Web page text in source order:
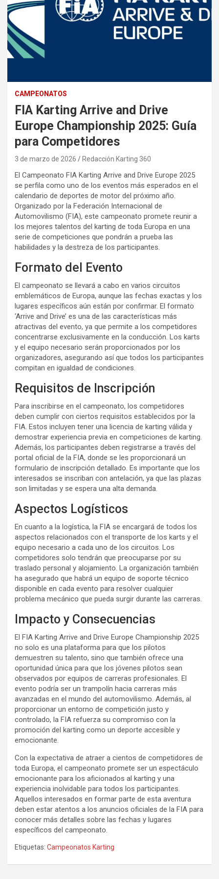
CAMPEONATOS
FIA Karting Arrive and Drive
Europe Championship 2025: Guía
para Competidores
3 de marzo de 2026 Redacción Karting 360
El Campeonato FIA Karting Arrive and Drive Europe 2025
se perfila como uno de los eventos más esperados en el
calendario de deportes de motor del próximo año.
Organizado por la Federación Internacional de
Automovilismo (FIA), este campeonato promete reunir a
los mejores talentos del karting de toda Europa en una
serie de competiciones que pondrán a prueba las
habilidades y la destreza de los participantes.
Formato del Evento
El campeonato se llevará a cabo en varios circuitos
emblemáticos de Europa, aunque las fechas exactas y los
lugares específicos aún están por confirmar. El formato
‘Arrive and Drive’ es una de las características más
atractivas del evento, ya que permite a los competidores
concentrarse exclusivamente en la conducción. Los karts
y el equipo necesario serán proporcionados por los
organizadores, asegurando así que todos los participantes
compitan en igualdad de condiciones.
Requisitos de Inscripción
Para inscribirse en el campeonato, los competidores
deben cumplir con ciertos requisitos establecidos por la
FIA. Estos incluyen tener una licencia de karting válida y
demostrar experiencia previa en competiciones de karting.
Además, los participantes deben registrarse a través del
portal oficial de la FIA, donde se les proporcionará un
formulario de inscripción detallado. Es importante que los
interesados se inscriban con antelación, ya que las plazas
son limitadas y se espera una alta demanda.
Aspectos Logísticos
En cuanto a la logística, la FIA se encargará de todos los
aspectos relacionados con el transporte de los karts y el
equipo necesario a cada uno de los circuitos. Los
competidores solo tendrán que preocuparse por su
traslado personal y alojamiento. La organización también
ha asegurado que habrá un equipo de soporte técnico
disponible en cada evento para resolver cualquier
problema mecánico que pueda surgir durante las carreras.
Impacto y Consecuencias
El FIA Karting Arrive and Drive Europe Championship 2025
no solo es una plataforma para que los pilotos
demuestren su talento, sino que también ofrece una
oportunidad única para que los jóvenes pilotos sean
observados por equipos de carreras profesionales. El
evento podría ser un trampolín hacia carreras más
avanzadas en el mundo del automovilismo. Además, al
proporcionar un entorno de competición justo y
controlado, la FIA refuerza su compromiso con la
promoción del karting como un deporte accesible y
emocionante.
Con la expectativa de atraer a cientos de competidores de
toda Europa, el campeonato promete ser un espectáculo
emocionante para los aficionados al karting y una
experiencia inolvidable para todos los participantes.
Aquellos interesados en formar parte de esta aventura
deben estar atentos a los anuncios oficiales de la FIA para
conocer más detalles sobre las fechas y lugares
específicos del campeonato.
Etiquetas: Campeonatos Karting